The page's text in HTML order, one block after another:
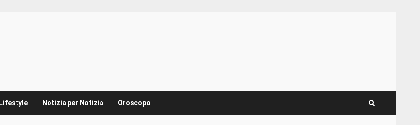
Lifestyle Notizia per Notizia Oroscopo